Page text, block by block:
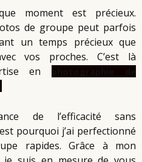
moment est précieux.
de groupe peut parfois
un temps précieux que
vos proches. C’est là
en
de l’efficacité sans
pourquoi j’ai perfectionné
rapides. Grâce à mon